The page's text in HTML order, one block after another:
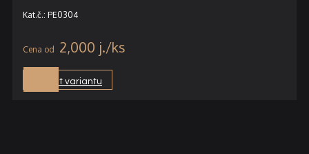
Kat.č.: PE0304
2,000 j.
Vybrat variantu